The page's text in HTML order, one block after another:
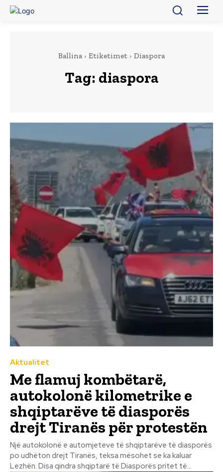
Ballina Etiketimet Diaspora
Tag: diaspora
Aktualitet
Me flamuj kombëtarë,
autokolonë kilometrike e
shqiptarëve të diasporës
drejt Tiranës për protestën
Një autokolonë e automjeteve të shqiptarëve të diasporës
po udhëton drejt Tiranës, teksa mësohet se ka kaluar
Lezhën. Disa qindra shqiptarë të Diasporës pritet të...